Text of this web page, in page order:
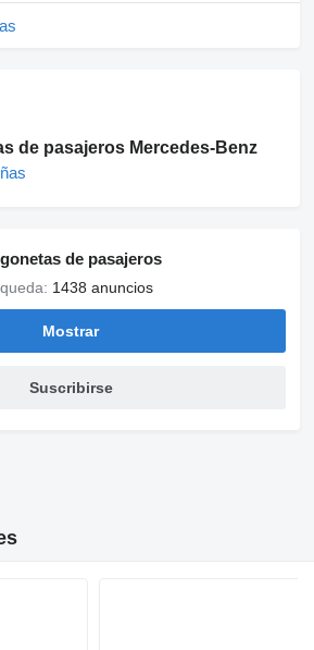
de pasajeros Mercedes-Benz
de pasajeros
1438 anuncios
Mostrar
Suscribirse